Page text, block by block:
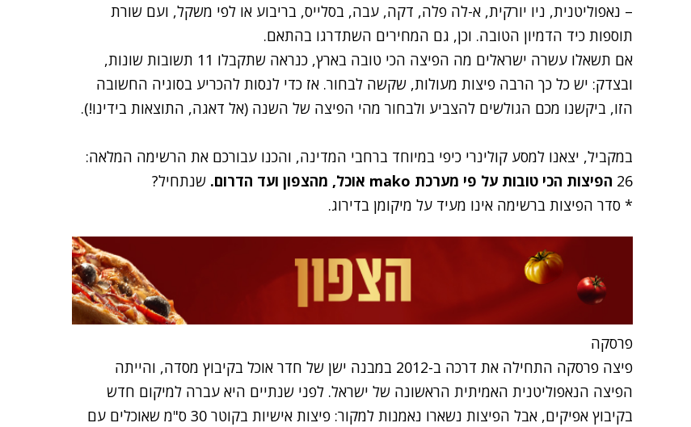
– נאפוליטנית, ניו יורקית, א-לה פלה, דקה, עבה, בסלייס, בריבוע או לפי משקל, ועם שורת
תוספות כיד הדמיון הטובה. וכן, גם המחירים השתדרגו בהתאם.
אם תשאלו עשרה ישראלים מה הפיצה הכי טובה בארץ, כנראה שתקבלו 11 תשובות שונות,
ובצדק: יש כל כך הרבה פיצות מעולות, שקשה לבחור. אז כדי לנסות להכריע בסוגיה החשובה
הזו, ביקשנו מכם הגולשים להצביע ולבחור מהי הפיצה של השנה (אל דאגה, התוצאות בידינו!).
במקביל, יצאנו למסע קולינרי כיפי במיוחד ברחבי המדינה, והכנו עבורכם את הרשימה המלאה:
26 הפיצות הכי טובות על פי מערכת mako אוכל, מהצפון ועד הדרום.
שנתחיל?
* סדר הפיצות ברשימה אינו מעיד על מיקומן בדירוג.
פרסקה
פיצה פרסקה התחילה את דרכה ב-2012 במבנה ישן של חדר אוכל בקיבוץ מסדה, והייתה
הפיצה הנאפוליטנית האמיתית הראשונה של ישראל. לפני שנתיים היא עברה למיקום חדש
בקיבוץ אפיקים, אבל הפיצות נשארו נאמנות למקור: פיצות אישיות בקוטר 30 ס"מ שאוכלים עם